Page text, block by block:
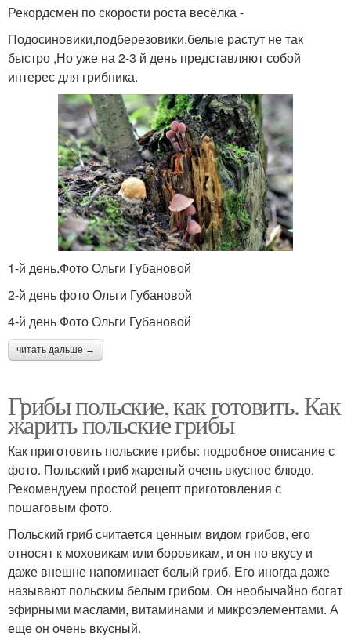
Рекордсмен по скорости роста весёлка -
Подосиновики,подберезовики,белые растут не так
быстро ,Но уже на 2-3 й день представляют собой
интерес для грибника.
1-й день.Фото Ольги Губановой
2-й день фото Ольги Губановой
4-й день Фото Ольги Губановой
читать дальше →
Грибы польские, как готовить. Как
жарить польские грибы
Как приготовить польские грибы: подробное описание с
фото. Польский гриб жареный очень вкусное блюдо.
Рекомендуем простой рецепт приготовления с
пошаговым фото.
Польский гриб считается ценным видом грибов, его
относят к моховикам или боровикам, и он по вкусу и
даже внешне напоминает белый гриб. Его иногда даже
называют польским белым грибом. Он необычайно богат
эфирными маслами, витаминами и микроэлементами. А
еще он очень вкусный.